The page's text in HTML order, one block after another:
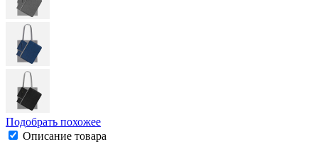
Подобрать похожее
Описание товара